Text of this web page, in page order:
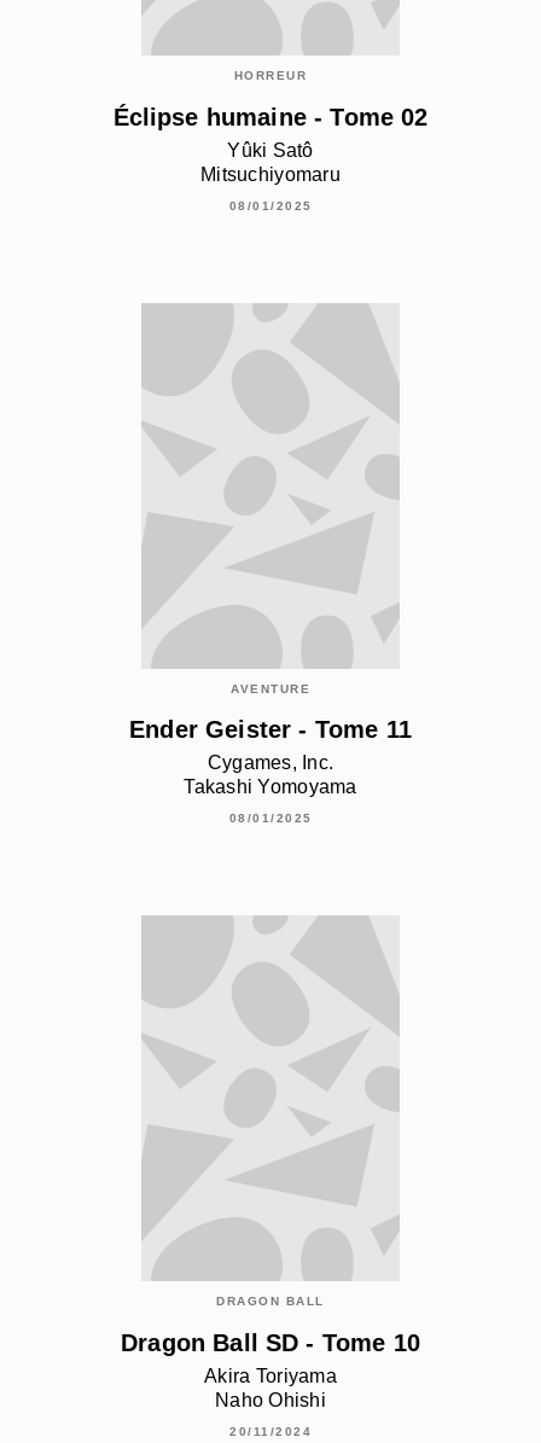
HORREUR
Éclipse humaine - Tome 02
Yûki Satô
Mitsuchiyomaru
08/01/2025
AVENTURE
Ender Geister - Tome 11
Cygames, Inc.
Takashi Yomoyama
08/01/2025
DRAGON BALL
Dragon Ball SD - Tome 10
Akira Toriyama
Naho Ohishi
20/11/2024